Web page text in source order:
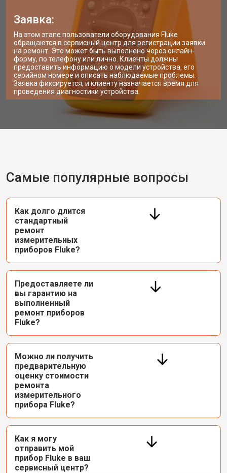
Заявка:
На этом этапе пользователи оборудования Fluke
обращаются в сервисный центр для регистрации заявки
на ремонт. Это может быть выполнено через онлайн-
форму, по телефону или лично. Клиенты должны
предоставить информацию о модели устройства, его
серийном номере и описать наблюдаемые проблемы.
Заявка фиксируется, и клиенту назначается время для
проведения диагностики устройства.
Самые популярные вопросы
Как долго длится
стандартный
ремонт
измерительных
приборов Fluke?
Предоставляете ли
вы гарантию на
выполненный
ремонт приборов
Fluke?
Можно ли получить
предварительную
оценку стоимости
ремонта
измерительного
прибора Fluke?
Как я могу
отправить мой
прибор Fluke в ваш
сервисный центр?